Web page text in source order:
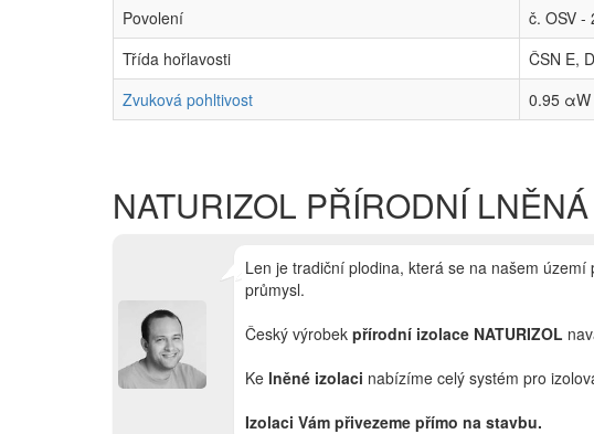
Povolení
č. OSV -
Třída hořlavosti
ČSN E,
Zvuková pohltivost
0.95 αW
NATURIZOL PŘÍRODNÍ
Len je tradiční plodina, která se na našem
průmysl.
Český výrobek přírodní izolace NATURIZOL
Ke lněné izolaci nabízíme celý systém pro
Izolaci Vám přivezeme přímo na stavbu.